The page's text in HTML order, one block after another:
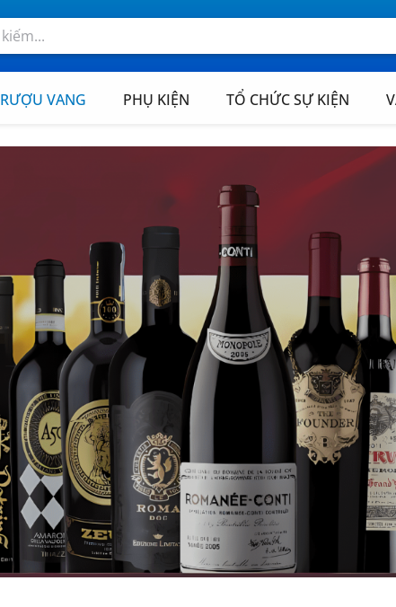
RƯỢU VANG PHỤ KIỆN TỔ CHỨC SỰ KIỆN